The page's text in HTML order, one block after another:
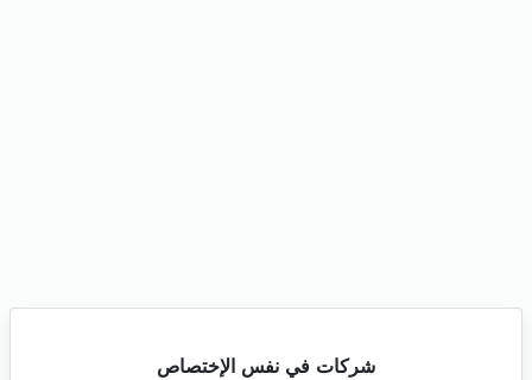
شركات في نفس الإختصاص